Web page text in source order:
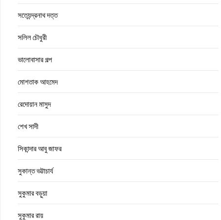
সত্যেন্দ্রনাথ দত্ত
সলিল চৌধুরী
ভালোবাসার গল্প
মোশতাক আহমেদ
রেদোয়ান মাসুদ
শেখ সাদী
সিকান্দার আবু জাফর
সুকান্ত ভট্টাচার্য
সুকুমার বড়ুয়া
সুকুমার রায়